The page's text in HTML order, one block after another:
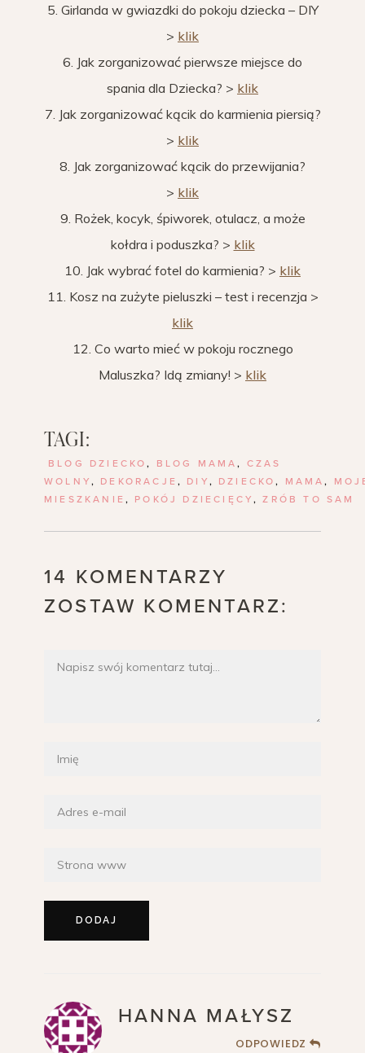
5. Girlanda w gwiazdki do pokoju dziecka – DIY
> klik
6. Jak zorganizować pierwsze miejsce do
spania dla Dziecka? > klik
7. Jak zorganizować kącik do karmienia piersią?
> klik
8. Jak zorganizować kącik do przewijania?
> klik
9. Rożek, kocyk, śpiworek, otulacz, a może
kołdra i poduszka? > klik
10. Jak wybrać fotel do karmienia? > klik
11. Kosz na zużyte pieluszki – test i recenzja >
klik
12. Co warto mieć w pokoju rocznego
Maluszka? Idą zmiany! > klik
TAGI:
BLOG DZIECKO, BLOG MAMA,
CZAS
WOLNY , DEKORACJE, DIY , DZIECKO, MAMA,
MIESZKANIE , POKÓJ DZIECIĘCY, ZRÓB TO SAM
14 KOMENTARZY
ZOSTAW KOMENTARZ:
HANNA MAŁYSZ
ODPOWIEDZ